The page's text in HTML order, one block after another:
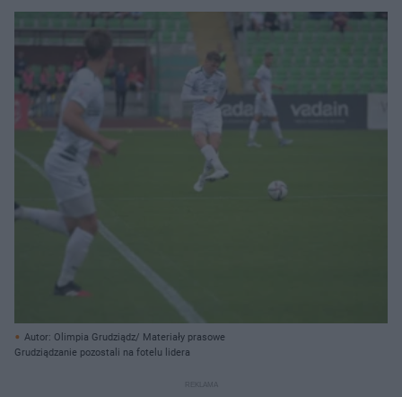
Autor: Olimpia Grudziądz/ Materiały prasowe
Grudziądzanie pozostali na fotelu lidera